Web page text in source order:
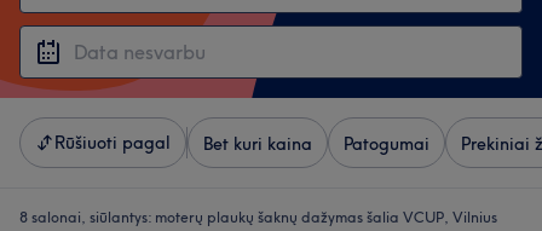
Rūšiuoti pagal Bet kuri kaina Patogumai Prekiniai
8 salonai, siūlantys: moterų plaukų šaknų dažymas šalia VCUP, Vilnius